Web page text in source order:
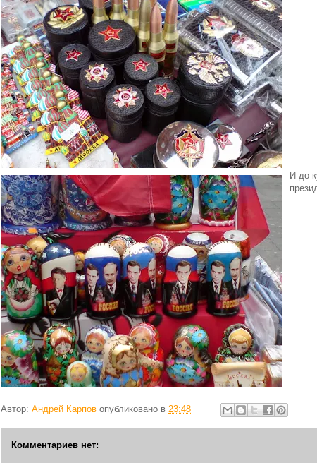
И до
Автор: Андрей Карпов опубликовано в 23:48
Комментариев нет: